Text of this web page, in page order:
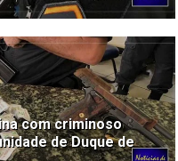
com criminoso
de Duque de